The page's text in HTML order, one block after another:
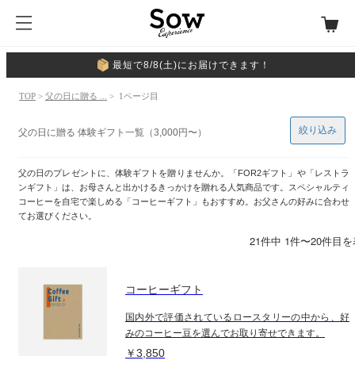
最短で8/8(土)にお届けできます！
TOP > 父の日に贈る ... > 1ページ目
父の日に贈る 体験ギフト一覧（3,000円〜）
父の日のプレゼントに、体験ギフトを贈りませんか。「FOR2ギフト」や「レストラ
ンギフト」は、お母さんと出かけるきっかけを贈れる人気商品です。スペシャルティ
コーヒーを自宅で楽しめる「コーヒーギフト」もおすすめ。お父さんの好みに合わせ
てお選びください。
絞り込み
21件中 1件〜20件目
コーヒーギフト
国内外で評価されているロースタリーの中から、好
みのコーヒー豆を選んでお取り寄せできます。
￥3,850